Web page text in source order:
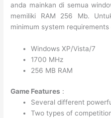
anda mainkan di semua
memiliki RAM 256 Mb.
minimum system
Windows XP/Vista/7
1700 MHz
256 MB RAM
Game Features :
Several different
Two types of